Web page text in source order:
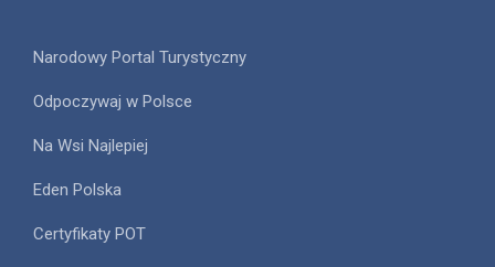
Narodowy Portal Turystyczny
Odpoczywaj w Polsce
Na Wsi Najlepiej
Eden Polska
Certyfikaty POT